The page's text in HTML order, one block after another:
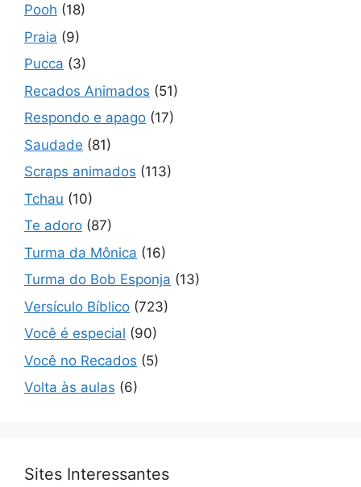
Pooh (18)
Praia (9)
Pucca (3)
Recados Animados (51)
Respondo e apago (17)
Saudade (81)
Scraps animados (113)
Tchau (10)
Te adoro (87)
Turma da Mônica (16)
Turma do Bob Esponja (13)
Versículo Bíblico (723)
Você é especial (90)
Você no Recados (5)
Volta às aulas (6)
Sites Interessantes